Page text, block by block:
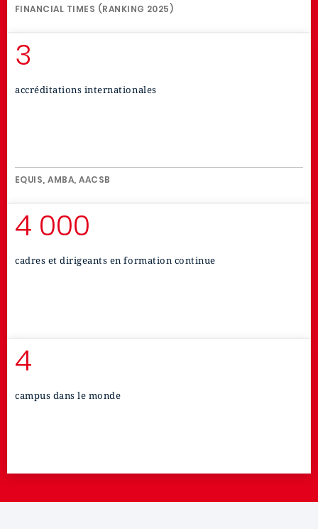
FINANCIAL TIMES (RANKING 2025)
3
accréditations internationales
EQUIS, AMBA, AACSB
4 000
cadres et dirigeants en formation continue
4
campus dans le monde